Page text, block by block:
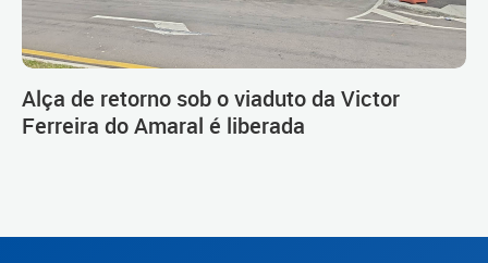
Alça de retorno sob o viaduto da Victor
Ferreira do Amaral é liberada